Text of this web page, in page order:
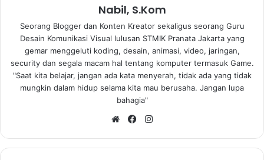
Nabil, S.Kom
Seorang Blogger dan Konten Kreator sekaligus seorang Guru
Desain Komunikasi Visual lulusan STMIK Pranata Jakarta yang
gemar menggeluti koding, desain, animasi, video, jaringan,
security dan segala macam hal tentang komputer termasuk Game.
"Saat kita belajar, jangan ada kata menyerah, tidak ada yang tidak
mungkin dalam hidup selama kita mau berusaha. Jangan lupa
bahagia"
WebsiteFacebook